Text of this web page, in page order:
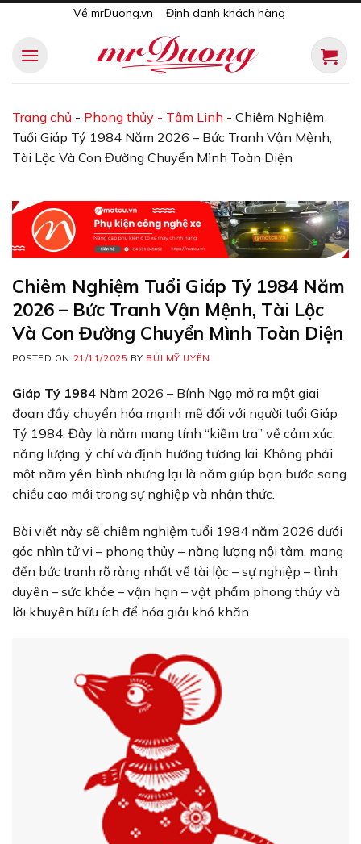
content
Về mrDuong.vn Định danh khách hàng
Trang chủ - Phong thủy - Tâm Linh - Chiêm Nghiệm
Tuổi Giáp Tý 1984 Năm 2026 – Bức Tranh Vận Mệnh,
Tài Lộc Và Con Đường Chuyển Mình Toàn Diện
Chiêm Nghiệm Tuổi Giáp Tý 1984 Năm
2026 – Bức Tranh Vận Mệnh, Tài Lộc
Và Con Đường Chuyển Mình Toàn Diện
POSTED ON 21/11/2025 BY BÙI MỸ UYÊN
Giáp Tý 1984 Năm 2026 – Bính Ngọ mở ra một giai
đoạn đầy chuyển hóa mạnh mẽ đối với người tuổi Giáp
Tý 1984. Đây là năm mang tính “kiểm tra” về cảm xúc,
năng lượng, ý chí và định hướng tương lai. Không phải
một năm yên bình nhưng lại là năm giúp bạn bước sang
chiều cao mới trong sự nghiệp và nhận thức.
Bài viết này sẽ chiêm nghiệm tuổi 1984 năm 2026 dưới
góc nhìn tử vi – phong thủy – năng lượng nội tâm, mang
đến bức tranh rõ ràng nhất về tài lộc – sự nghiệp – tình
duyên – sức khỏe – vận hạn – vật phẩm phong thủy và
lời khuyên hữu ích để hóa giải khó khăn.